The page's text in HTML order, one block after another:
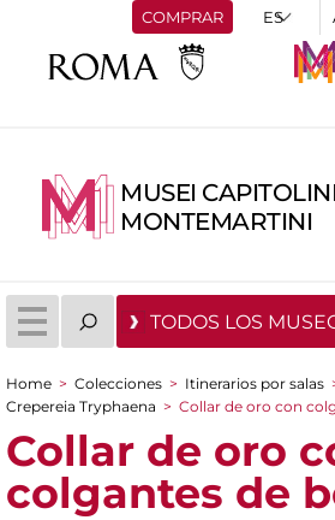
COMPRAR
MUSEI
MONTEMARTINI
TODOS LOS
You are here
Home > Colecciones > Itinerarios por salas
Crepereia Tryphaena > Collar de oro con
Collar de oro
colgantes de